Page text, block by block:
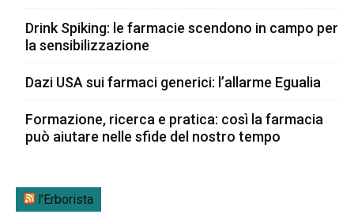
Drink Spiking: le farmacie scendono in campo per
la sensibilizzazione
Dazi USA sui farmaci generici: l’allarme Egualia
Formazione, ricerca e pratica: così la farmacia
può aiutare nelle sfide del nostro tempo
l’Erborista